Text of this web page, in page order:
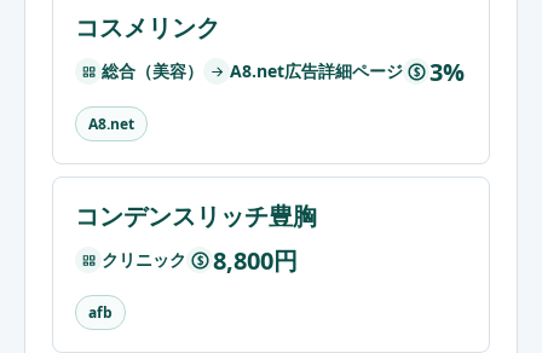
コスメリンク
総合（美容） A8.net広告詳細ページ $ 3%
A8.net
コンデンスリッチ豊胸
クリニック $ 8,800円
afb